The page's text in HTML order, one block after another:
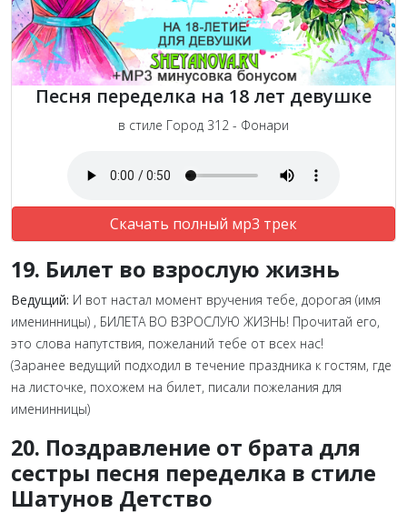
Песня переделка на 18 лет девушке
в стиле Город 312 - Фонари
Скачать полный мр3 трек
19. Билет во взрослую жизнь
Ведущий: И вот настал момент вручения тебе, дорогая (имя
именинницы) , БИЛЕТА ВО ВЗРОСЛУЮ ЖИЗНЬ! Прочитай его,
это слова напутствия, пожеланий тебе от всех нас!
(Заранее ведущий подходил в течение праздника к гостям, где
на листочке, похожем на билет, писали пожелания для
именинницы)
20. Поздравление от брата для
сестры песня переделка в стиле
Шатунов Детство